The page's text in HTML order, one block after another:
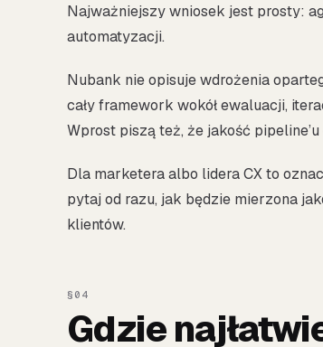
Najważniejszy wniosek jest prosty:
automatyzacji.
Nubank nie opisuje wdrożenia
cały framework wokół ewaluacji,
Wprost piszą też, że jakość
Dla marketera albo lidera CX to
pytaj od razu, jak będzie mierzona
klientów.
Gdzie